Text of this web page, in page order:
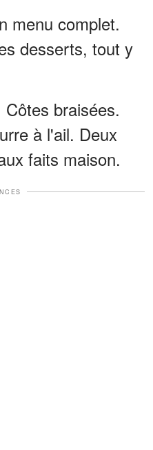
menu complet.
desserts, tout y
braisées.
à l'ail. Deux
faits maison.